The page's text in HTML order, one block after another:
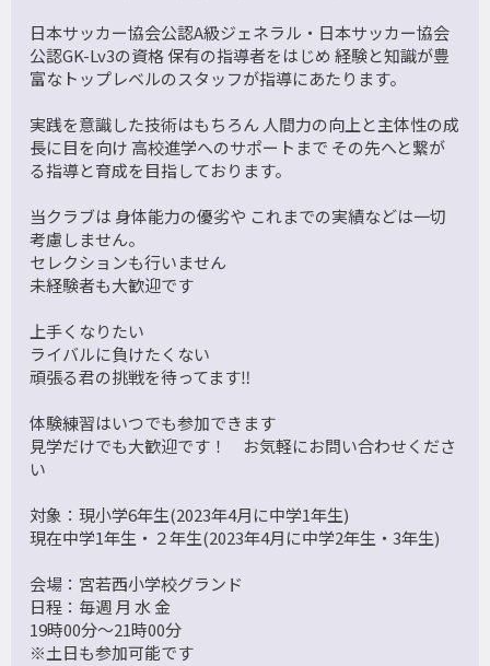
日本サッカー協会公認A級ジェネラル・日本サッカー協会
公認GK-Lv3の資格 保有の指導者をはじめ 経験と知識が豊
富なトップレベルのスタッフが指導にあたります。
実践を意識した技術はもちろん 人間力の向上と主体性の成
長に目を向け 高校進学へのサポートまで その先へと繋が
る指導と育成を目指しております。
当クラブは 身体能力の優劣や これまでの実績などは一切
考慮しません。
セレクションも行いません
未経験者も大歓迎です
上手くなりたい
ライバルに負けたくない
頑張る君の挑戦を待ってます‼️
体験練習はいつでも参加できます
見学だけでも大歓迎です！ お気軽にお問い合わせくださ
い
対象：現小学6年生(2023年4月に中学1年生)
現在中学1年生・２年生(2023年4月に中学2年生・3年生)
会場：宮若西小学校グランド
日程：毎週 月 水 金
19時00分～21時00分
※土日も参加可能です